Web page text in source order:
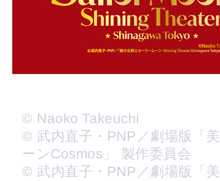
© Naoko Takeuchi
© 武内直子・PNP／劇場版「
ーンCosmos」 製作委員会
© 武内直子・PNP／劇場版「